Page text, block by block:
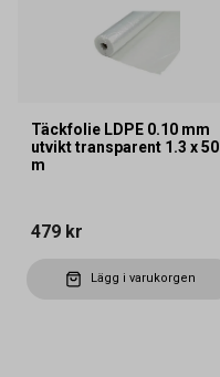
Täckfolie LDPE 0.10 mm
utvikt transparent 1.3 x 50
m
479 kr
Lägg i varukorgen